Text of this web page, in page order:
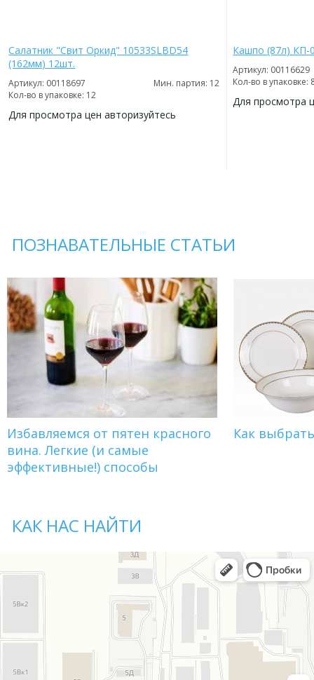
Салатник "Свит Оркид" 10533SLBD54
(162мм) 12шт.
Артикул: 00118697
Мин. партия: 12
Кол-во в упаковке: 12
Для просмотра цен авторизуйтесь
Кашпо (87л) КП-
Артикул: 00116629
Кол-во в упаковке:
Для просмотра
ПОЗНАВАТЕЛЬНЫЕ СТАТЬИ
Избавляемся от пятен красного
вина. Легкие (и самые
эффективные!) способы
Как
КАК НАС НАЙТИ